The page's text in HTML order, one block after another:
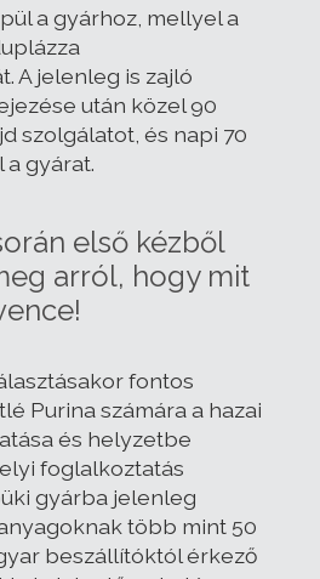
a gyárhoz, mellyel a
A jelenleg is zajló
után közel 90
szolgálatot, és napi 70
a gyárat.
első kézből
arról, hogy mit
fontos
Purina számára a hazai
és helyzetbe
foglalkoztatás
gyárba jelenleg
több mint 50
beszállítóktól érkező